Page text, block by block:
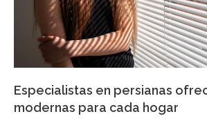
Especialistas en persianas
modernas para cada hogar